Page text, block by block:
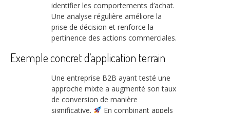
identifier les comportements d’achat.
Une analyse régulière améliore la
prise de décision et renforce la
pertinence des actions commerciales.
Exemple concret d’application terrain
Une entreprise B2B ayant testé une
approche mixte a augmenté son taux
de conversion de manière
significative.
En combinant appels